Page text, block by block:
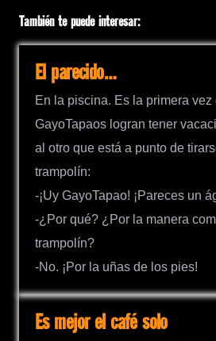
También te puede interesar:
El parecido…
En la piscina. Es la primera vez
GayoTapaos logran tener
al otro que está a punto de
trampolín:
-¡Uy GayoTapao! ¡Pareces un
-¿Por qué? ¿Por la manera
trampolín?
-No. ¡Por la uñas de los pies!
Es mejor el café solo